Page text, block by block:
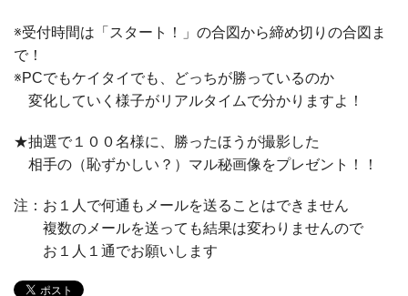
※受付時間は「スタート！」の合図から締め切りの合図ま
で！
※PCでもケイタイでも、どっちが勝っているのか
変化していく様子がリアルタイムで分かりますよ！
★抽選で１００名様に、勝ったほうが撮影した
相手の（恥ずかしい？）マル秘画像をプレゼント！！
注：お１人で何通もメールを送ることはできません
複数のメールを送っても結果は変わりませんので
お１人１通でお願いします